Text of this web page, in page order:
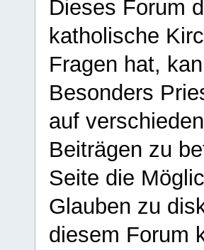
Dieses Forum
katholische
Fragen hat,
Besonders
auf
Beiträgen zu
Seite die
Glauben zu
diesem Forum